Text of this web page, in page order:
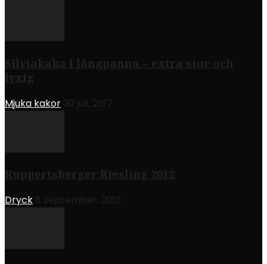
Silviakaka i långpanna – extra stor och
lyxig
Mjuka kakor 30 juli, 2017
Ruppertsberger Riesling 2012
Dryck 8 september, 2013